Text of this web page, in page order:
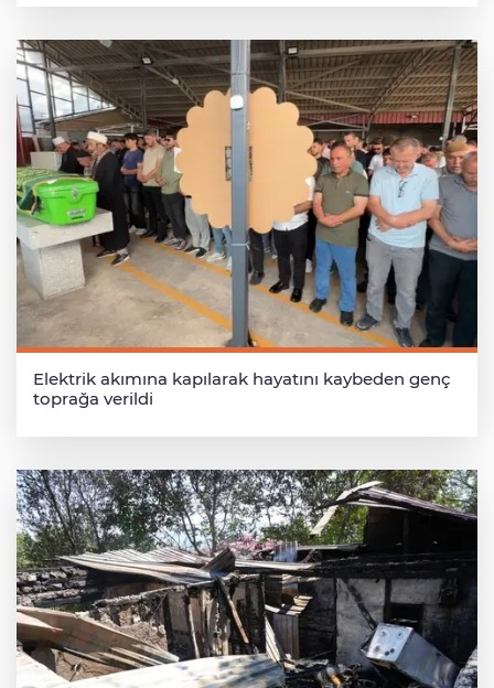
Elektrik akımına kapılarak hayatını kaybeden genç
toprağa verildi